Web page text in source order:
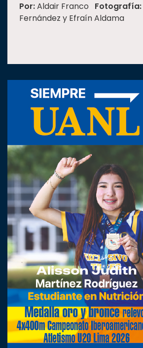
Por:Aldair Franco Fotografía:
Fernández y Efraín Aldama